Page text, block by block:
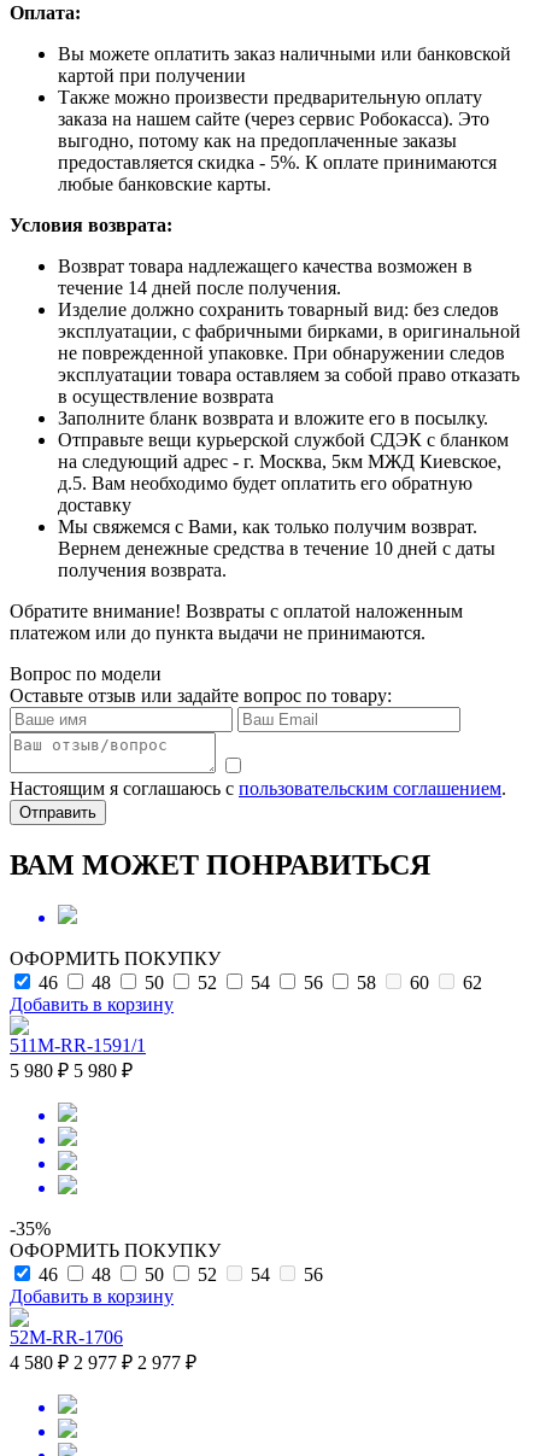
Оплата:
Вы можете оплатить заказ наличными или банковской
картой при получении
Также можно произвести предварительную оплату
заказа на нашем сайте (через сервис Робокасса). Это
выгодно, потому как на предоплаченные заказы
предоставляется скидка - 5%. К оплате принимаются
любые банковские карты.
Условия возврата:
Возврат товара надлежащего качества возможен в
течение 14 дней после получения.
Изделие должно сохранить товарный вид: без следов
эксплуатации, с фабричными бирками, в оригинальной
не поврежденной упаковке. При обнаружении следов
эксплуатации товара оставляем за собой право отказать
в осуществление возврата
Заполните бланк возврата и вложите его в посылку.
Отправьте вещи курьерской службой СДЭК с бланком
на следующий адрес - г. Москва, 5км МЖД Киевское,
д.5. Вам необходимо будет оплатить его обратную
доставку
Мы свяжемся с Вами, как только получим возврат.
Вернем денежные средства в течение 10 дней с даты
получения возврата.
Обратите внимание! Возвраты с оплатой наложенным
платежом или до пункта выдачи не принимаются.
Вопрос по модели
Оставьте отзыв или задайте вопрос по товару:
Настоящим я соглашаюсь с пользовательским соглашением.
Отправить
ВАМ МОЖЕТ ПОНРАВИТЬСЯ
ОФОРМИТЬ ПОКУПКУ
46
48 50 52 54 56 58 60
62
Добавить в корзину
511M-RR-1591/1
5 980 ₽ 5 980 ₽
-35%
ОФОРМИТЬ ПОКУПКУ
46
48 50 52 54
56
Добавить в корзину
52M-RR-1706
4 580 ₽ 2 977 ₽ 2 977 ₽